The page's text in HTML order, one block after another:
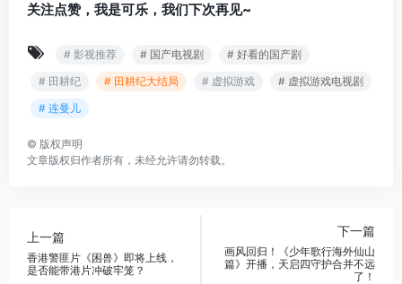
关注点赞，我是可乐，我们下次再见~
# 影视推荐 # 国产电视剧
# 好看的国产剧
# 田耕纪
# 田耕纪大结局 # 虚拟游戏
# 虚拟游戏电视剧
# 连曼儿
© 版权声明
文章版权归作者所有，未经允许请勿转载。
上一篇
香港警匪片《困兽》即将上线，
是否能带港片冲破牢笼？
下一篇
画风回归！《少年歌行海外仙山
篇》开播，天启四守护合并不远
了！